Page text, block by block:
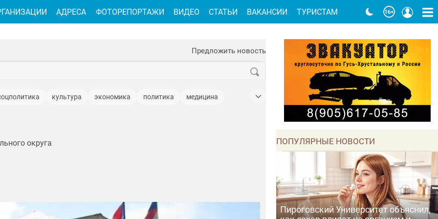
Предложить новость
культура экономика политика
медицина
юмор
округа ПОПУЛЯРНЫЕ НОВОСТИ
Пироговский Университет объяснил,
АДРЕСА ФОТОРЕПОРТАЖИ ВИДЕО СТАТЬИ ВАКАНСИИ ТУРИСТАМ